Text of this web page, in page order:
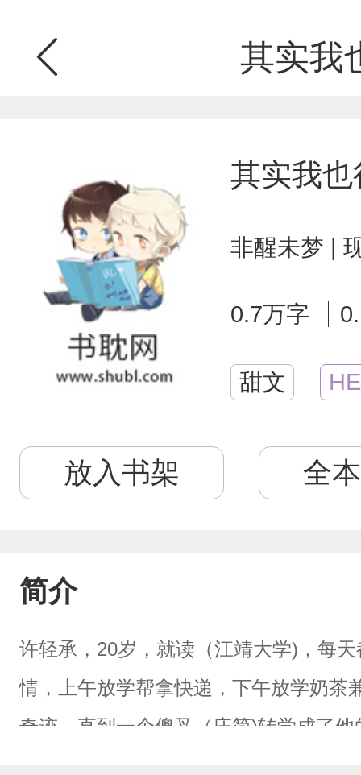
其实我
其实我
非醒未梦 |
0.7万字
甜文 HE
放入书架 全
简介
许轻承，20岁，就读（江靖大学)，每
情，上午放学帮拿快递，下午放学奶茶
奇迹。直到一个傻叉（庄简)转学成了